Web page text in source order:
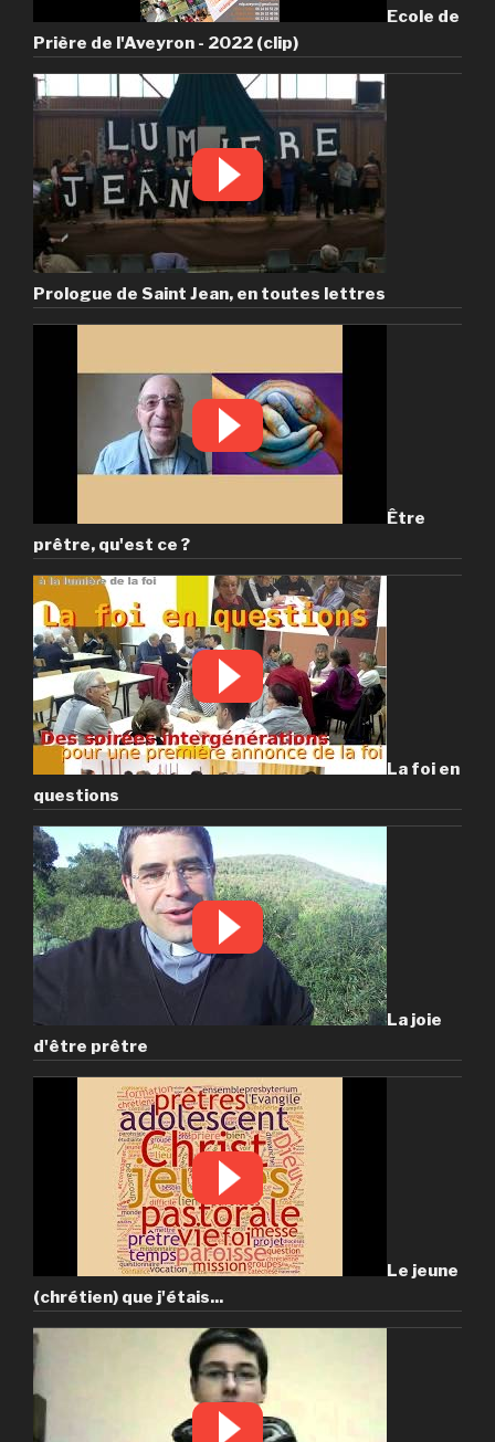
Ecole de
Prière de l'Aveyron - 2022 (clip)
Prologue de Saint Jean, en toutes lettres
Être
prêtre, qu'est ce ?
La foi en
questions
La joie
d'être prêtre
Le jeune
(chrétien) que j'étais...